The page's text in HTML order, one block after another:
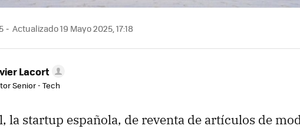
Actualizado 19 Mayo 2025, 17:18
Lacort
Senior - Tech
la startup española, de reventa de artículos de